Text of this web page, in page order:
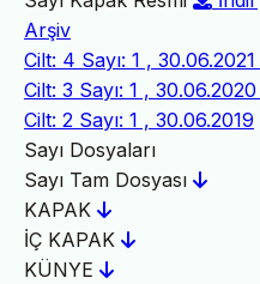
Arşiv
Cilt: 4 Sayı: 1 , 30.06.2021
Cilt: 3 Sayı: 1 , 30.06.2020
Cilt: 2 Sayı: 1 , 30.06.2019
Sayı Dosyaları
Sayı Tam Dosyası
KAPAK
İÇ KAPAK
KÜNYE